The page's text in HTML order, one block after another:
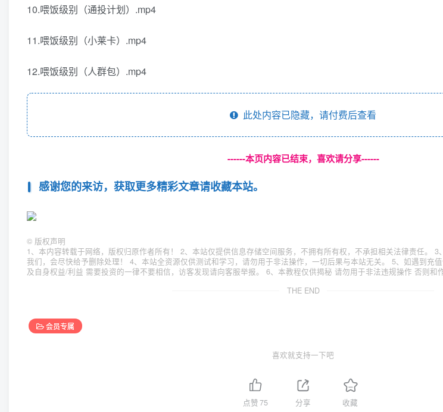
10.喂饭级别（通投计划）.mp4
11.喂饭级别（小莱卡）.mp4
12.喂饭级别（人群包）.mp4
此处内容已隐藏，请付费后查看
------本页内容已结束，喜欢请分享------
感谢您的来访，获取更多精彩文章请收藏本站。
© 版权声明
1、本内容转载于网络，版权归原作者所有！ 2、本站仅提供信息存储空间服务，不拥有所有权，不承担相关法律责任。
我们，会尽快给予删除处理！ 4、本站全资源仅供测试和学习，请勿用于非法操作，一切后果与本站无关。 5、如遇到充
及自身权益/利益 需要投资的一律不要相信，访客发现请向客服举报。 6、本教程仅供揭秘 请勿用于非法违规操作 否则和
THE END
会员专属
喜欢就支持一下吧
点赞75 分享 收藏